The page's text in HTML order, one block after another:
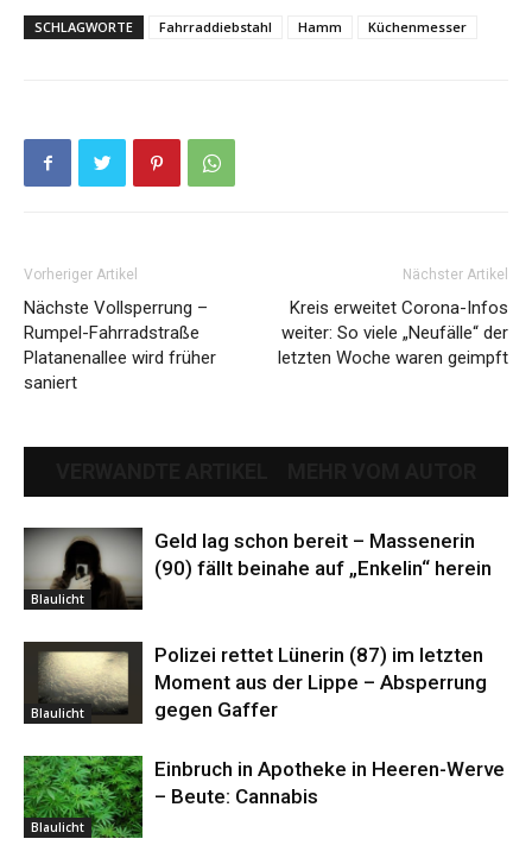
SCHLAGWORTE Fahrraddiebstahl Hamm Küchenmesser
Vorheriger Artikel
Nächste Vollsperrung –
Rumpel-Fahrradstraße
Platanenallee wird früher
saniert
Nächster Artikel
Kreis erweitet Corona-Infos
weiter: So viele „Neufälle“ der
letzten Woche waren geimpft
Blaulicht
Geld lag schon bereit – Massenerin
(90) fällt beinahe auf „Enkelin“ herein
Blaulicht
Polizei rettet Lünerin (87) im letzten
Moment aus der Lippe – Absperrung
gegen Gaffer
Blaulicht
Einbruch in Apotheke in Heeren-Werve
– Beute: Cannabis